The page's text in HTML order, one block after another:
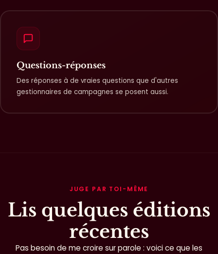
Questions-réponses
Des réponses à de vraies questions que d'autres
gestionnaires de campagnes se posent aussi.
JUGE PAR TOI-MÊME
Lis quelques éditions
récentes
Pas besoin de me croire sur parole : voici ce que les